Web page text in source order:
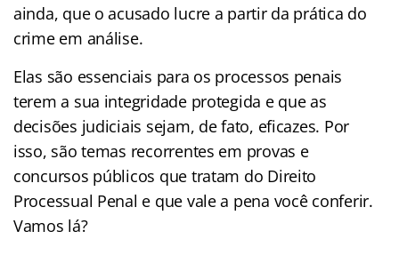
ainda, que o acusado lucre a partir da prática do
crime em análise.
Elas são essenciais para os processos penais
terem a sua integridade protegida e que as
decisões judiciais sejam, de fato, eficazes. Por
isso, são temas recorrentes em provas e
concursos públicos que tratam do Direito
Processual Penal e que vale a pena você conferir.
Vamos lá?